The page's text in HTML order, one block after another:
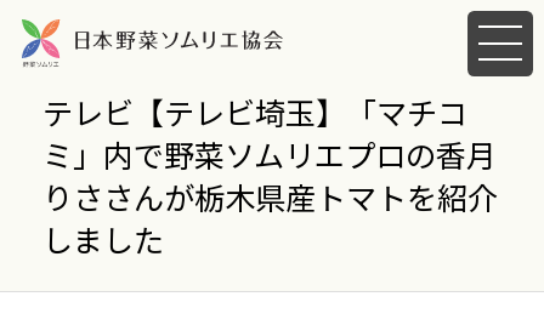
メ
ニ
を
開
く
テレビ【テレビ埼玉】「マチコ
ミ」内で野菜ソムリエプロの香月
りささんが栃木県産トマトを紹介
しました